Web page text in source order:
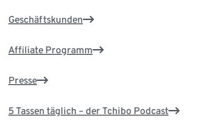
Geschäftskunden
Affiliate Programm
Presse
5 Tassen täglich – der Tchibo Podcast